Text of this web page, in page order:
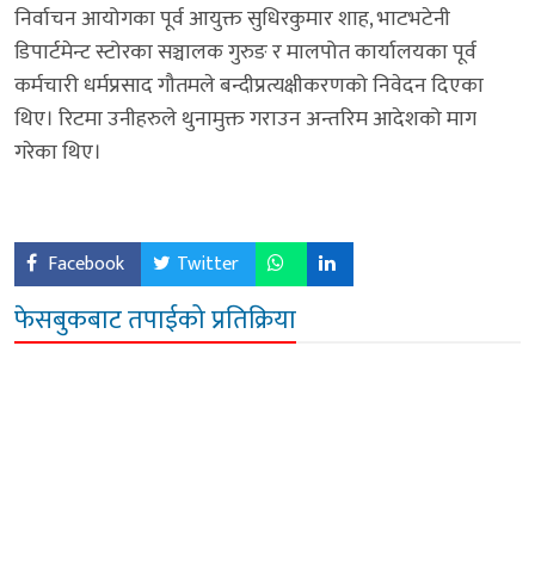
निर्वाचन आयोगका पूर्व आयुक्त सुधिरकुमार शाह, भाटभटेनी
डिपार्टमेन्ट स्टोरका सञ्चालक गुरुङ र मालपोत कार्यालयका पूर्व
कर्मचारी धर्मप्रसाद गौतमले बन्दीप्रत्यक्षीकरणको निवेदन दिएका
थिए। रिटमा उनीहरुले थुनामुक्त गराउन अन्तरिम आदेशको माग
गरेका थिए।
Facebook Twitter
फेसबुकबाट तपाईको प्रतिक्रिया